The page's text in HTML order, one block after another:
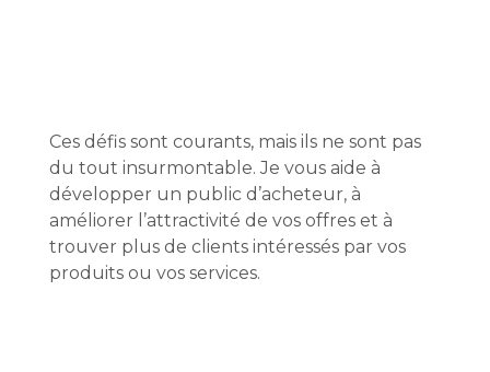
Ces défis sont courants, mais ils ne sont pas
du tout insurmontable. Je vous aide à
développer un public d’acheteur, à
améliorer l’attractivité de vos offres et à
trouver plus de clients intéressés par vos
produits ou vos services.